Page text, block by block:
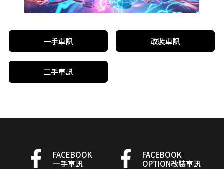
一手車訊 改裝車訊
二手車訊
FACEBOOK
一手車訊
FACEBOOK
OPTION改裝車訊